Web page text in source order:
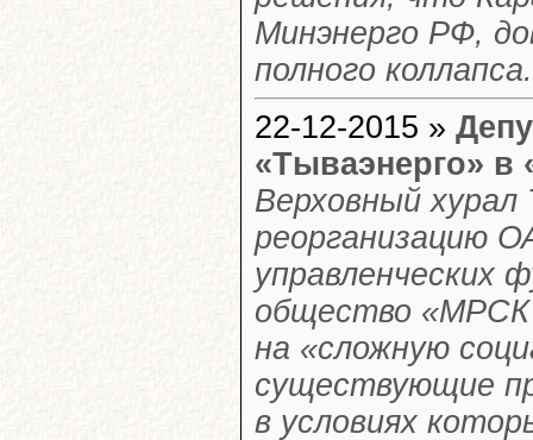
Минэнерго РФ,
полного коллапса.
22-12-2015 »
«Тываэнерго»
Верховный
реорганизацию
управленческих
общество «МРСК
на «сложную
существующие
в условиях